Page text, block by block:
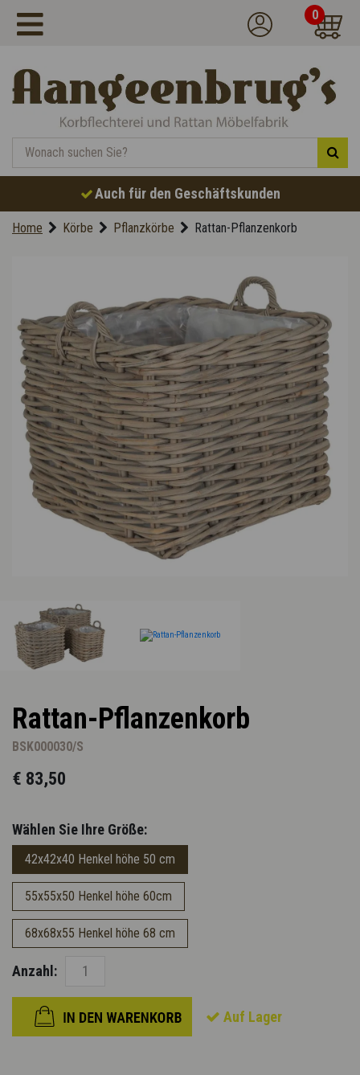
0
Auch für den Geschäftskunden
Home Körbe Pflanzkörbe Rattan-Pflanzenkorb
Rattan-Pflanzenkorb
BSK000030/S
€ 83,50
Wählen Sie Ihre Größe:
42x42x40 Henkel höhe 50 cm
55x55x50 Henkel höhe 60cm
68x68x55 Henkel höhe 68 cm
Anzahl:
Auf Lager